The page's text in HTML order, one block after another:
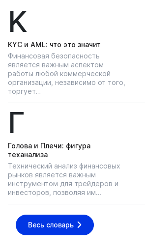
K
KYС и AML: что это значит
Финансовая безопасность
является важным аспектом
работы любой коммерческой
организации, независимо от того,
торгует…
Г
Голова и Плечи: фигура
теханализа
Технический анализ финансовых
рынков является важным
инструментом для трейдеров и
инвесторов, позволяя им…
Весь словарь